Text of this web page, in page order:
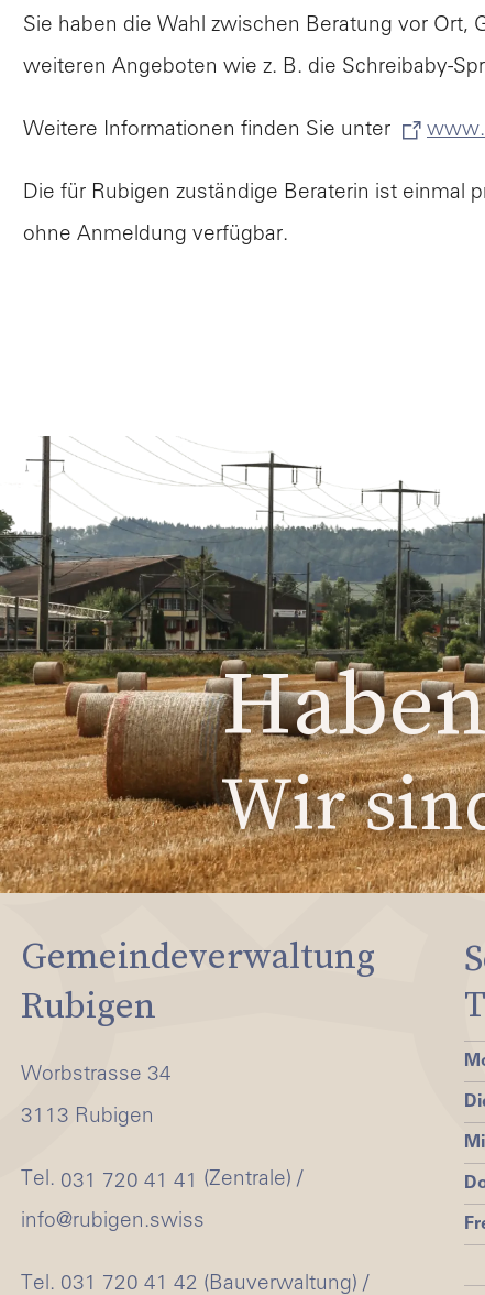
Sie haben die Wahl zwischen Beratung vor Ort,
weiteren Angeboten wie z. B. die Schreibaby-
Weitere Informationen finden Sie unter
Die für Rubigen zuständige Beraterin ist einmal
ohne Anmeldung verfügbar.
Wir
Gemeindeverwaltung
Rubigen
Worbstrasse 34
3113 Rubigen
Tel. 031 720 41 41 (Zentrale) /
info@rubigen.swiss
Tel. 031 720 41 42 (Bauverwaltung) /